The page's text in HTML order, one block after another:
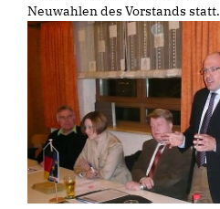
Neuwahlen des Vorstands statt.